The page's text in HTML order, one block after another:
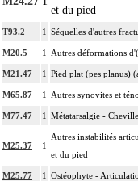
et du pied
T93.2 1 Séquelles d'autres
M20.5 1 Autres déformations
M21.47 1 Pied plat (pes planus)
M65.87 1 Autres synovites et
M77.47 1 Métatarsalgie -
M25.37 1
Autres instabilités
et du pied
M25.77 1 Ostéophyte -